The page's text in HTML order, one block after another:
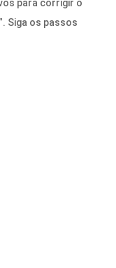
para corrigir o
Siga os passos